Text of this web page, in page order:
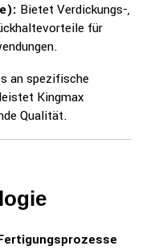
Bietet Verdickungs-,
für
an spezifische
Kingmax
Qualität.